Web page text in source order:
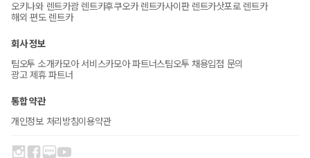
오키나와 렌트카괌 렌트카후쿠오카 렌트카사이판 렌트카삿포로 렌트카
해외 편도 렌트카
회사 정보
팀오투 소개카모아 서비스카모아 파트너스팀오투 채용입점 문의
광고 제휴 파트너
통합 약관
개인정보 처리방침이용약관